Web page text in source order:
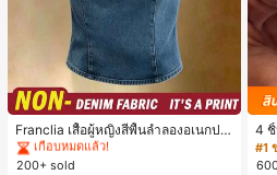
Franclia เสื้อผู้หญิงสีพื้นลำลองอเนกปร
ะสงค์สำหรับใส่ประจำวัน
#1 ขายดี ใน ธรรมดา เสื้อผู้หญิง
เกือบหมดแล้ว!
#1 ขายดี ใน ธรรมดา เสื้อผู้หญิง
เกือบหมดแล้ว!
#1 ขายดี ใน ธรรมดา เสื้อผู้หญิง
เกือบหมดแล้ว!
200+ sold
4
นิม
ะจ
#1